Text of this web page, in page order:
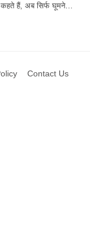
हैं, अब सिर्फ घूमने…
Contact Us